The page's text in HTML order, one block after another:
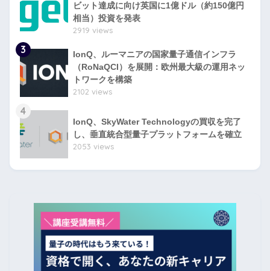
ビット達成に向け英国に1億ドル（約150億円
相当）投資を発表
2919 views
3
IonQ、ルーマニアの国家量子通信インフラ
（RoNaQCI）を展開：欧州最大級の運用ネッ
トワークを構築
2102 views
4
IonQ、SkyWater Technologyの買収を完了
し、垂直統合型量子プラットフォームを確立
2053 views